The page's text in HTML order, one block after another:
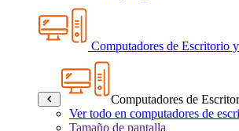
Computadores de Escritorio
Computadores de
Ver todo en computadores de
Tamaño de pantalla